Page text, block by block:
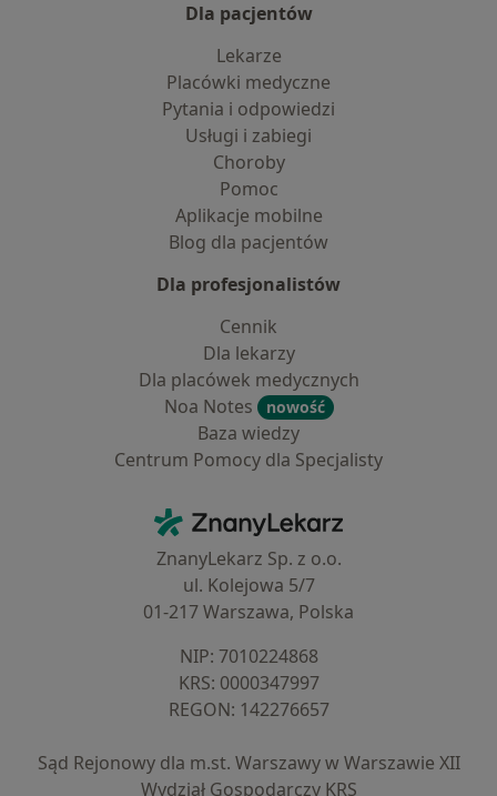
Dla pacjentów
Lekarze
Placówki medyczne
Pytania i odpowiedzi
Usługi i zabiegi
Choroby
Pomoc
Aplikacje mobilne
Blog dla pacjentów
Dla profesjonalistów
Cennik
Dla lekarzy
Dla placówek medycznych
Noa Notes
nowość
Baza wiedzy
Centrum Pomocy dla Specjalisty
ZnanyLekarz - Strona główna
ZnanyLekarz Sp. z o.o.
ul. Kolejowa 5/7
01-217 Warszawa, Polska
NIP: ⁠7010224868
KRS: ⁠0000347997
REGON: ⁠142276657
Sąd Rejonowy dla m.st. Warszawy w Warszawie XII
Wydział Gospodarczy KRS